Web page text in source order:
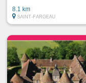
8.1 km
SAINT-FARGEAU